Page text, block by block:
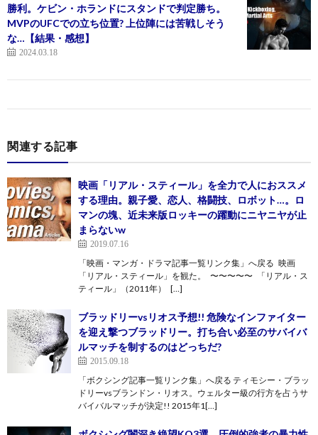
勝利。ケビン・ホランドにスタンドで判定勝ち。
MVPのUFCでの立ち位置? 上位陣には苦戦しそう
な…【結果・感想】
2024.03.18
関連する記事
映画「リアル・スティール」を全力で人におススメ
する理由。親子愛、恋人、格闘技、ロボット…。ロ
マンの塊、近未来版ロッキーの躍動にニヤニヤが止
まらないw
2019.07.16
「映画・マンガ・ドラマ記事一覧リンク集」へ戻る 映画
「リアル・スティール」を観た。 〜〜〜〜〜 「リアル・ス
ティール」（2011年） […]
ブラッドリーvsリオス予想!! 危険なインファイター
を迎え撃つブラッドリー。打ち合い必至のサバイバ
ルマッチを制するのはどっちだ?
2015.09.18
「ボクシング記事一覧リンク集」へ戻る ティモシー・ブラッ
ドリーvsブランドン・リオス。ウェルター級の行方を占うサ
バイバルマッチが決定!! 2015年1[…]